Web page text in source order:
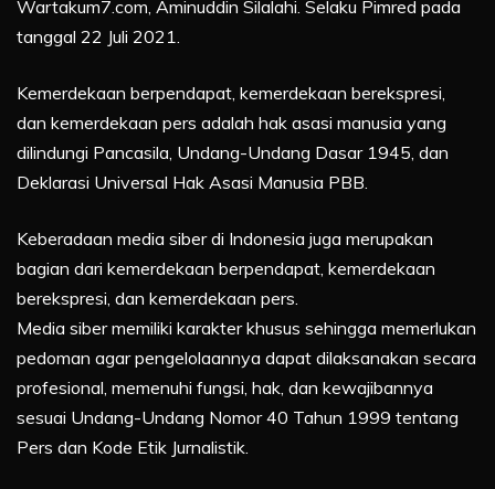
Wartakum7.com, Aminuddin Silalahi. Selaku Pimred pada
tanggal 22 Juli 2021.
Kemerdekaan berpendapat, kemerdekaan berekspresi,
dan kemerdekaan pers adalah hak asasi manusia yang
dilindungi Pancasila, Undang-Undang Dasar 1945, dan
Deklarasi Universal Hak Asasi Manusia PBB.
Keberadaan media siber di Indonesia juga merupakan
bagian dari kemerdekaan berpendapat, kemerdekaan
berekspresi, dan kemerdekaan pers.
Media siber memiliki karakter khusus sehingga memerlukan
pedoman agar pengelolaannya dapat dilaksanakan secara
profesional, memenuhi fungsi, hak, dan kewajibannya
sesuai Undang-Undang Nomor 40 Tahun 1999 tentang
Pers dan Kode Etik Jurnalistik.